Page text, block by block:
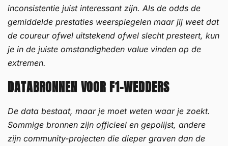
inconsistentie juist interessant zijn. Als de odds de
gemiddelde prestaties weerspiegelen maar jij weet dat
de coureur ofwel uitstekend ofwel slecht presteert, kun
je in de juiste omstandigheden value vinden op de
extremen.
DATABRONNEN VOOR F1-WEDDERS
De data bestaat, maar je moet weten waar je zoekt.
Sommige bronnen zijn officieel en gepolijst, andere
zijn community-projecten die dieper graven dan de